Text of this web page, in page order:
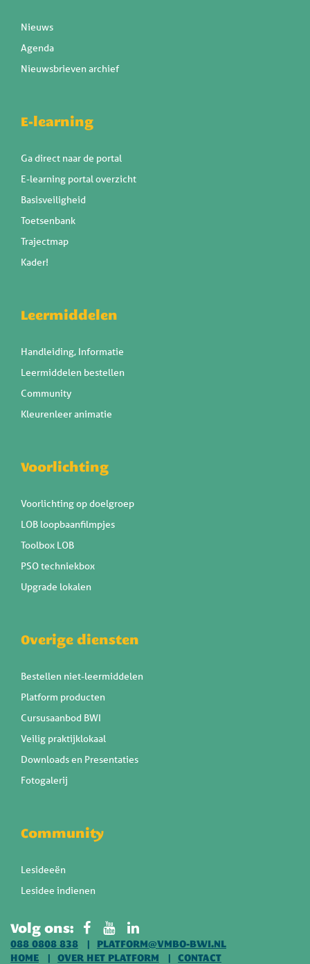
Nieuws
Agenda
Nieuwsbrieven archief
E-learning
Ga direct naar de portal
E-learning portal overzicht
Basisveiligheid
Toetsenbank
Trajectmap
Kader!
Leermiddelen
Handleiding, Informatie
Leermiddelen bestellen
Community
Kleurenleer animatie
Voorlichting
Voorlichting op doelgroep
LOB loopbaanfilmpjes
Toolbox LOB
PSO techniekbox
Upgrade lokalen
Overige diensten
Bestellen niet-leermiddelen
Platform producten
Cursusaanbod BWI
Veilig praktijklokaal
Downloads en Presentaties
Fotogalerij
Community
Lesideeën
Lesidee indienen
Volg ons:
088 0808 838
PLATFORM@VMBO-BWI.NL
HOME
OVER HET PLATFORM CONTACT